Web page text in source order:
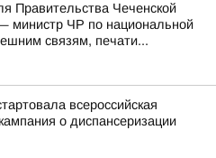
Правительства Чеченской
министр ЧР по национальной
связям, печати...
всероссийская
о диспансеризации